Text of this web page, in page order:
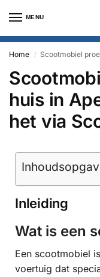
MENU
Home / Scootmobiel
huis in
het via
Inleiding
Wat is een
Een scootmobiel
voertuig dat